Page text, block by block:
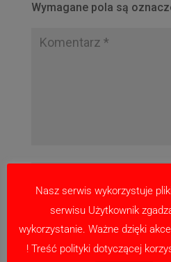
Wymagane pola są
Nasz serwis wykorzystuje
serwisu Użytkownik
wykorzystanie. Ważne dzięki
! Treść polityki dotyczącej